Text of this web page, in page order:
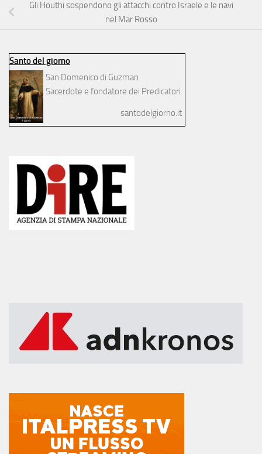
Gli Houthi sospendono gli attacchi contro Israele e le navi
nel Mar Rosso
Santo del giorno
San Domenico di Guzman
Sacerdote e fondatore dei Predicatori
santodelgiorno.it